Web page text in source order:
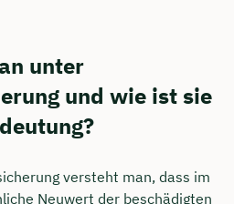
unter
und wie ist sie
versteht man, dass im
Neuwert der beschädigten